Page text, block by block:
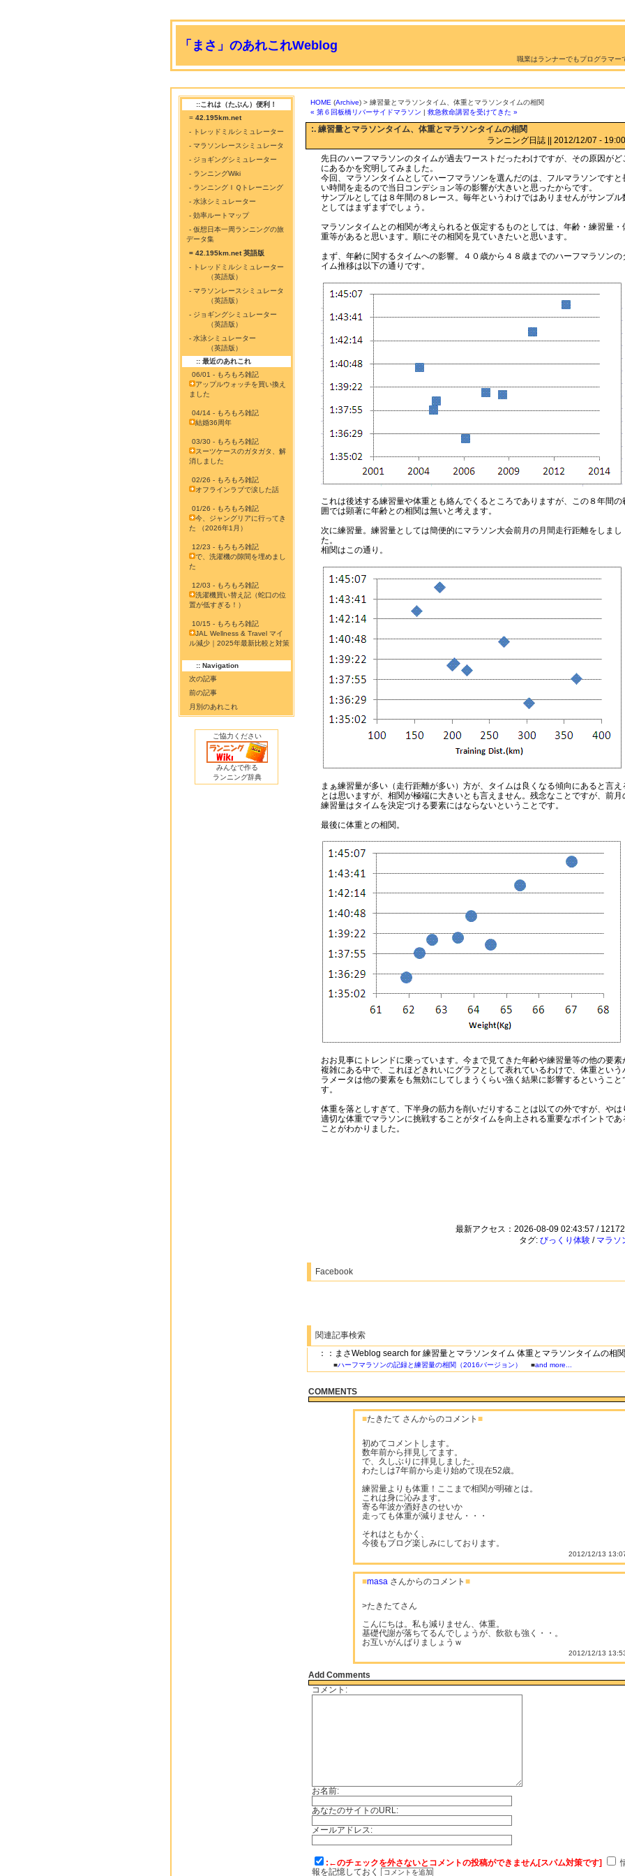
「まさ」のあれこれWeblog
職業はランナーでもプログラマ
::これは（たぶん）便利！
= 42.195km.net
- トレッドミルシミュレーター
- マラソンレースシミュレータ
- ジョギングシミュレーター
- ランニングWiki
- ランニングＩＱトレーニング
- 水泳シミュレーター
- 効率ルートマップ
- 仮想日本一周ランニングの旅
データ集
= 42.195km.net 英語版
- トレッドミルシミュレーター
（英語版）
- マラソンレースシミュレータ
（英語版）
- ジョギングシミュレーター
（英語版）
- 水泳シミュレーター
（英語版）
:: 最近のあれこれ
06/01 - もろもろ雑記
アップルウォッチを買い換え
ました
04/14 - もろもろ雑記
結婚36周年
03/30 - もろもろ雑記
スーツケースのガタガタ、解
消しました
02/26 - もろもろ雑記
オフラインラブで涙した話
01/26 - もろもろ雑記
今、ジャングリアに行ってき
た （2026年1月）
12/23 - もろもろ雑記
で、洗濯機の隙間を埋めまし
た
12/03 - もろもろ雑記
洗濯機買い替え記（蛇口の位
置が低すぎる！）
10/15 - もろもろ雑記
JAL Wellness & Travel マイ
ル減少｜2025年最新比較と対策
:: Navigation
次の記事
前の記事
月別のあれこれ
ご協力ください
みんなで作る
ランニング辞典
HOME (Archive) > 練習量とマラソンタイム、体重とマラソンタイムの相関
« 第６回板橋リバーサイドマラソン | 救急救命講習を受けてきた »
:. 練習量とマラソンタイム、体重とマラソンタイムの相関
ランニング日誌 || 2012/12/07 -
先日のハーフマラソンのタイムが過去ワーストだったわけですが、その原因がど
にあるかを究明してみました。
今回、マラソンタイムとしてハーフマラソンを選んだのは、フルマラソンですと
い時間を走るので当日コンデション等の影響が大きいと思ったからです。
サンプルとしては８年間の８レース。毎年というわけではありませんがサンプル
としてはまずまずでしょう。
マラソンタイムとの相関が考えられると仮定するものとしては、年齢・練習量・
重等があると思います。順にその相関を見ていきたいと思います。
まず、年齢に関するタイムへの影響。４０歳から４８歳までのハーフマラソンの
イム推移は以下の通りです。
これは後述する練習量や体重とも絡んでくるところでありますが、この８年間の
囲では顕著に年齢との相関は無いと考えます。
次に練習量。練習量としては簡便的にマラソン大会前月の月間走行距離をしまし
た。
相関はこの通り。
まぁ練習量が多い（走行距離が多い）方が、タイムは良くなる傾向にあると言え
とは思いますが、相関が極端に大きいとも言えません。残念なことですが、前月
練習量はタイムを決定づける要素にはならないということです。
最後に体重との相関。
おお見事にトレンドに乗っています。今まで見てきた年齢や練習量等の他の要素
複雑にある中で、これほどきれいにグラフとして表れているわけで、体重という
ラメータは他の要素をも無効にしてしまうくらい強く結果に影響するということ
す。
体重を落としすぎて、下半身の筋力を削いだりすることは以ての外ですが、やは
適切な体重でマラソンに挑戦することがタイムを向上される重要なポイントであ
ことがわかりました。
最新アクセス：2026-08-09 02:43:57 / 12172
タグ: びっくり体験 / マラソ
Facebook
関連記事検索
：：まさWeblog search for 練習量とマラソンタイム 体重とマラソンタイムの相関
■ハーフマラソンの記録と練習量の相関（2016バージョン） ■and more...
COMMENTS
■たきたて さんからのコメント ■
初めてコメントします。
数年前から拝見してます。
で、久しぶりに拝見しました。
わたしは7年前から走り始めて現在52歳。
練習量よりも体重！ここまで相関が明確とは。
これは身に沁みます。
寄る年波か酒好きのせいか
走っても体重が減りません・・・
それはともかく、
今後もブログ楽しみにしております。
2012/12/13
■masa さんからのコメント ■
>たきたてさん
こんにちは。私も減りません、体重。
基礎代謝が落ちてるんでしょうが、飲欲も強く・・。
お互いがんばりましょうｗ
2012/12/13
Add Comments
コメント:
お名前:
あなたのサイトのURL:
メールアドレス:
:←のチェックを外さないとコメントの投稿ができません[スパム対策です]
報を記憶しておく